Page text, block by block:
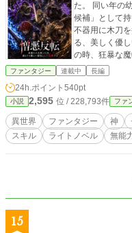
た。 同い年の
候補」として
不器用に木刀
る、美しく優
の時、狂暴な
されていたカ
も、彼を庇っ
だめよ……彼ら
中、村人たち
る。「お前が
は死んだんだ
の中に眠って
それは、他者
た『純白の剣
で」という彼
ファンタジー 連載中 長編
24h.ポイント 540pt
小説 2,595 位 / 228,793件 ファ
異世界 ファンタジー 神
スキル
ライトノベル 無能
15